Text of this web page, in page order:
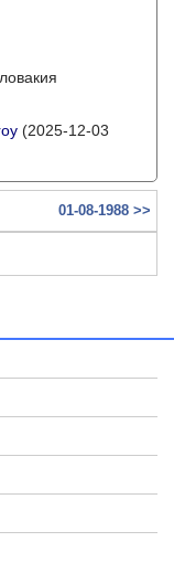
(2025-12-03
01-08-1988 >>